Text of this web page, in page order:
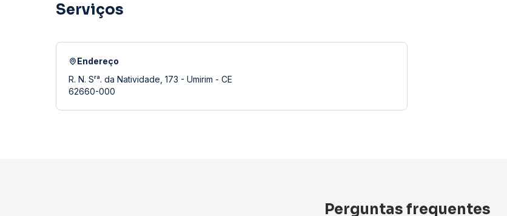
Serviços
Endereço
R. N. Sʳᵃ. da Natividade, 173 - Umirim - CE
62660-000
Perguntas frequentes